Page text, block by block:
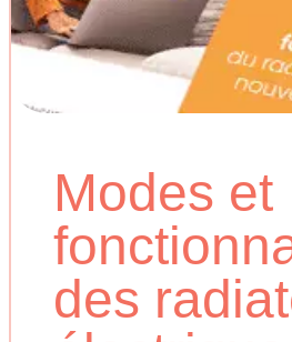
Modes et
des